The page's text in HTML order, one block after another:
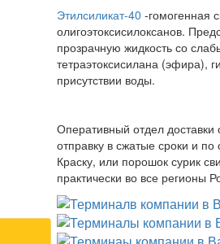
Этилсиликат-40 -гомогенная
олигоэтоксисилоксанов.
прозрачную жидкость со
тетраэтоксисилана (эфира),
присутствии воды.
Оперативный отдел доставки
отправку в сжатые сроки и
Краску, или порошок сурик
практически во все регионы